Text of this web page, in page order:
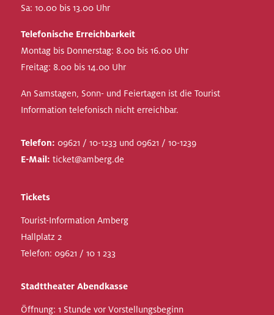
Sa: 10.00 bis 13.00 Uhr
Telefonische Erreichbarkeit
Montag bis Donnerstag: 8.00 bis 16.00 Uhr
Freitag: 8.00 bis 14.00 Uhr
An Samstagen, Sonn- und Feiertagen ist die Tourist
Information telefonisch nicht erreichbar.
Telefon: 09621 / 10-1233 und 09621 / 10-1239
E-Mail: ticket@amberg.de
Tickets
Tourist-Information Amberg
Hallplatz 2
Telefon: 09621 / 10 1 233
Stadttheater Abendkasse
Öffnung: 1 Stunde vor Vorstellungsbeginn